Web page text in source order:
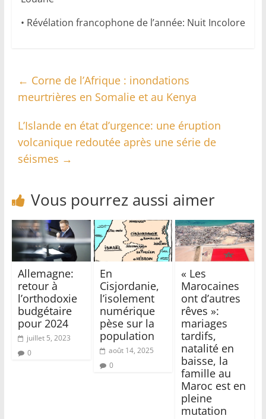
• Révélation francophone de l’année: Nuit Incolore
← Corne de l’Afrique : inondations
meurtrières en Somalie et au Kenya
L’Islande en état d’urgence: une éruption
volcanique redoutée après une série de
séismes →
Vous pourrez aussi aimer
Allemagne:
retour à
l’orthodoxie
budgétaire
pour 2024
juillet 5, 2023
0
En
Cisjordanie,
l’isolement
numérique
pèse sur la
population
août 14, 2025
0
« Les
Marocaines
ont d’autres
rêves »:
mariages
tardifs,
natalité en
baisse, la
famille au
Maroc est en
pleine
mutation